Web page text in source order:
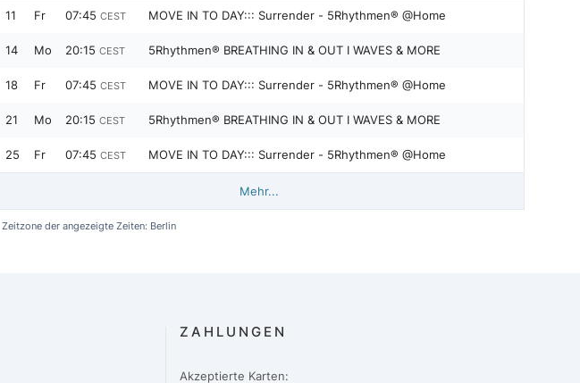
11 Fr 07:45 CEST MOVE IN TO DAY::: Surrender - 5Rhythmen® @Home
14 Mo 20:15 CEST 5Rhythmen® BREATHING IN & OUT I WAVES & MORE
18 Fr 07:45 CEST MOVE IN TO DAY::: Surrender - 5Rhythmen® @Home
21 Mo 20:15 CEST 5Rhythmen® BREATHING IN & OUT I WAVES & MORE
25 Fr 07:45 CEST MOVE IN TO DAY::: Surrender - 5Rhythmen® @Home
Mehr...
Zeitzone der angezeigte Zeiten: Berlin
ZAHLUNGEN
Akzeptierte Karten: